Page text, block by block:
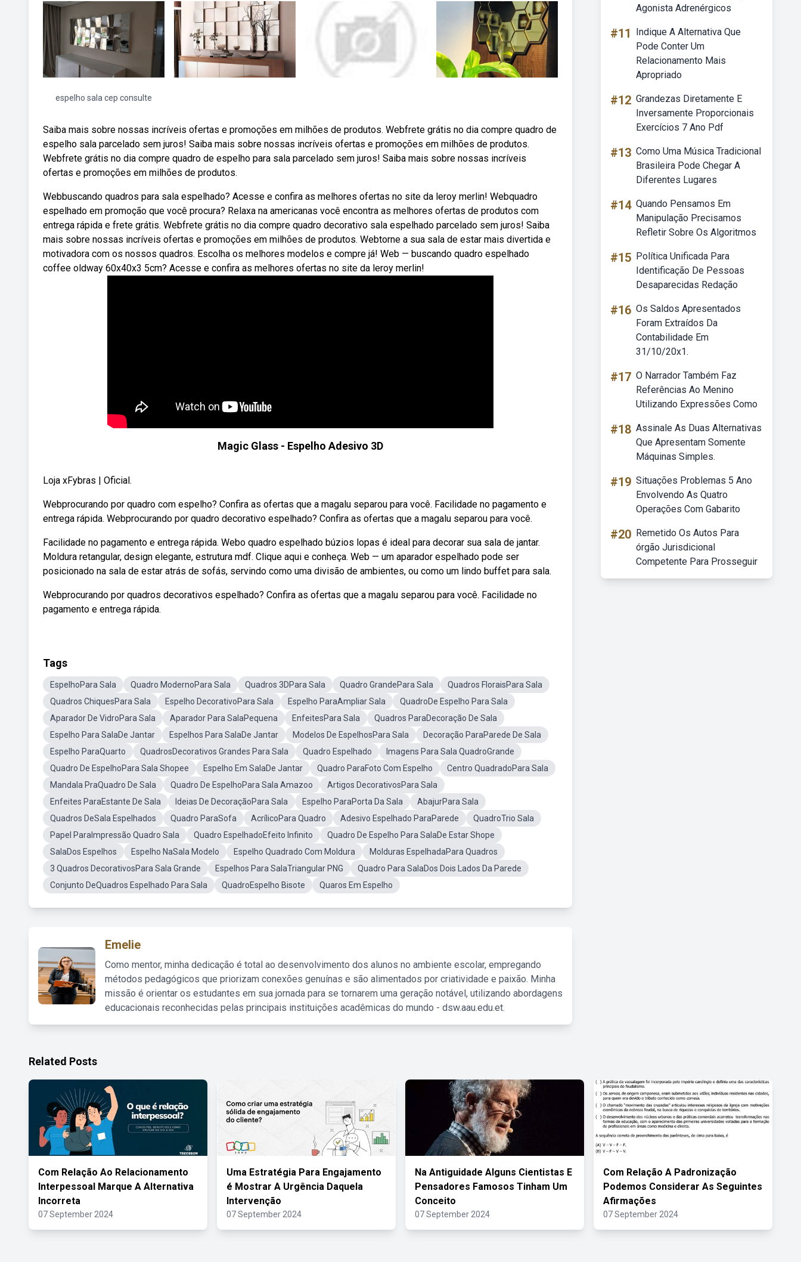
espelho sala cep consulte
Saiba mais sobre nossas incríveis ofertas e promoções em milhões de produtos. Webfrete grátis no dia compre quadro de
espelho sala parcelado sem juros! Saiba mais sobre nossas incríveis ofertas e promoções em milhões de produtos.
Webfrete grátis no dia compre quadro de espelho para sala parcelado sem juros! Saiba mais sobre nossas incríveis
ofertas e promoções em milhões de produtos.
Webbuscando quadros para sala espelhado? Acesse e confira as melhores ofertas no site da leroy merlin! Webquadro
espelhado em promoção que você procura? Relaxa na americanas você encontra as melhores ofertas de produtos com
entrega rápida e frete grátis. Webfrete grátis no dia compre quadro decorativo sala espelhado parcelado sem juros! Saiba
mais sobre nossas incríveis ofertas e promoções em milhões de produtos. Webtorne a sua sala de estar mais divertida e
motivadora com os nossos quadros. Escolha os melhores modelos e compre já! Web — buscando quadro espelhado
coffee oldway 60x40x3 5cm? Acesse e confira as melhores ofertas no site da leroy merlin!
Magic Glass - Espelho Adesivo 3D
Loja xFybras | Oficial.
Webprocurando por quadro com espelho? Confira as ofertas que a magalu separou para você. Facilidade no pagamento e
entrega rápida. Webprocurando por quadro decorativo espelhado? Confira as ofertas que a magalu separou para você.
Facilidade no pagamento e entrega rápida. Webo quadro espelhado búzios lopas é ideal para decorar sua sala de jantar.
Moldura retangular, design elegante, estrutura mdf. Clique aqui e conheça. Web — um aparador espelhado pode ser
posicionado na sala de estar atrás de sofás, servindo como uma divisão de ambientes, ou como um lindo buffet para sala.
Webprocurando por quadros decorativos espelhado? Confira as ofertas que a magalu separou para você. Facilidade no
pagamento e entrega rápida.
Tags
EspelhoPara Sala Quadro ModernoPara Sala Quadros 3DPara Sala Quadro GrandePara Sala
Quadros FloraisPara Sala
Quadros ChiquesPara Sala
Espelho DecorativoPara Sala Espelho ParaAmpliar Sala
QuadroDe Espelho Para Sala
Aparador De VidroPara Sala
Aparador Para SalaPequena EnfeitesPara Sala
Quadros ParaDecoração De Sala
Espelho Para SalaDe Jantar
Espelhos Para SalaDe Jantar Modelos De EspelhosPara Sala
Decoração ParaParede De Sala
Espelho ParaQuarto
QuadrosDecorativos Grandes Para Sala Quadro Espelhado
Imagens Para Sala QuadroGrande
Quadro De EspelhoPara Sala Shopee
Espelho Em SalaDe Jantar Quadro ParaFoto Com Espelho
Centro QuadradoPara Sala
Mandala PraQuadro De Sala
Quadro De EspelhoPara Sala Amazoo
Artigos DecorativosPara Sala
Enfeites ParaEstante De Sala
Ideias De DecoraçãoPara Sala Espelho ParaPorta Da Sala
AbajurPara Sala
Quadros DeSala Espelhados
Quadro ParaSofa AcrílicoPara Quadro Adesivo Espelhado ParaParede
QuadroTrio Sala
Papel ParaImpressão Quadro Sala
Quadro EspelhadoEfeito Infinito
Quadro De Espelho Para SalaDe Estar Shope
SalaDos Espelhos
Espelho NaSala Modelo Espelho Quadrado Com Moldura
Molduras EspelhadaPara Quadros
3 Quadros DecorativosPara Sala Grande
Espelhos Para SalaTriangular PNG
Quadro Para SalaDos Dois Lados Da Parede
Conjunto DeQuadros Espelhado Para Sala
QuadroEspelho Bisote Quaros Em Espelho
Emelie
Como mentor, minha dedicação é total ao desenvolvimento dos alunos no ambiente escolar, empregando
métodos pedagógicos que priorizam conexões genuínas e são alimentados por criatividade e paixão. Minha
missão é orientar os estudantes em sua jornada para se tornarem uma geração notável, utilizando abordagens
educacionais reconhecidas pelas principais instituições acadêmicas do mundo - dsw.aau.edu.et.
Agonista Adrenérgicos
#11
Indique A Alternativa Que
Pode Conter Um
Relacionamento Mais
Apropriado
#12 Grandezas Diretamente E
Inversamente Proporcionais
Exercícios 7 Ano Pdf
#13 Como Uma Música Tradicional
Brasileira Pode Chegar A
Diferentes Lugares
#14 Quando Pensamos Em
Manipulação Precisamos
Refletir Sobre Os Algoritmos
#15 Política Unificada Para
Identificação De Pessoas
Desaparecidas Redação
#16 Os Saldos Apresentados
Foram Extraídos Da
Contabilidade Em
31/10/20x1.
#17 O Narrador Também Faz
Referências Ao Menino
Utilizando Expressões Como
#18 Assinale As Duas Alternativas
Que Apresentam Somente
Máquinas Simples.
#19 Situações Problemas 5 Ano
Envolvendo As Quatro
Operações Com Gabarito
#20 Remetido Os Autos Para
órgão Jurisdicional
Competente Para Prosseguir
Related Posts
Com Relação Ao Relacionamento
Interpessoal Marque A Alternativa
Incorreta
07 September 2024
Uma Estratégia Para Engajamento
é Mostrar A Urgência Daquela
Intervenção
07 September 2024
Na Antiguidade Alguns Cientistas E
Pensadores Famosos Tinham Um
Conceito
07 September 2024
Com Relação A Padronização
Podemos Considerar As Seguintes
Afirmações
07 September 2024